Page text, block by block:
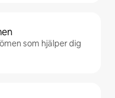
som hjälper dig